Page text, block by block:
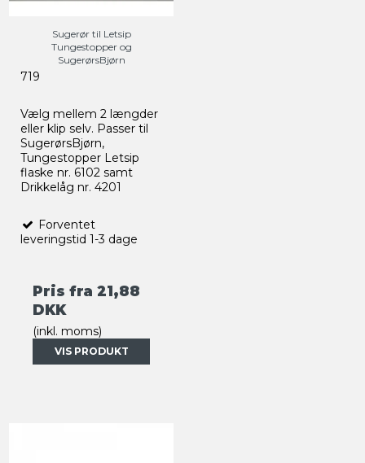
Sugerør til Letsip
Tungestopper og
SugerørsBjørn
719
Vælg mellem 2 længder
eller klip selv. Passer til
SugerørsBjørn,
Tungestopper Letsip
flaske nr. 6102 samt
Drikkelåg nr. 4201
Forventet
leveringstid 1-3 dage
Pris fra 21,88
DKK
(inkl. moms)
VIS PRODUKT